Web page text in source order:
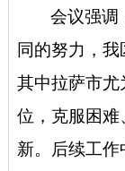
会议强调
同的努力，我
其中拉萨市尤
位， 克服困难
新。后续工